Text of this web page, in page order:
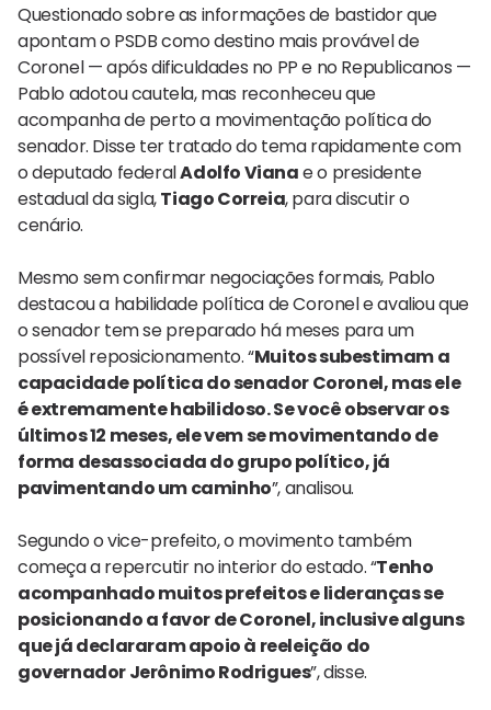
Questionado sobre as informações de bastidor que
apontam o PSDB como destino mais provável de
Coronel — após dificuldades no PP e no Republicanos —
Pablo adotou cautela, mas reconheceu que
acompanha de perto a movimentação política do
senador. Disse ter tratado do tema rapidamente com
o deputado federalAdolfo Vianae o presidente
estadual da sigla,Tiago Correia, para discutir o
cenário.
Mesmo sem confirmar negociações formais, Pablo
destacou a habilidade política de Coronel e avaliou que
o senador tem se preparado há meses para um
possível reposicionamento. “Muitos subestimam a
capacidade política do senador Coronel, mas ele
é extremamente habilidoso. Se você observar os
últimos 12 meses, ele vem se movimentando de
forma desassociada do grupo político, já
pavimentando um caminho”, analisou.
Segundo o vice-prefeito, o movimento também
começa a repercutir no interior do estado. “Tenho
acompanhado muitos prefeitos e lideranças se
posicionando a favor de Coronel, inclusive alguns
que já declararam apoio à reeleição do
governador Jerônimo Rodrigues”, disse.